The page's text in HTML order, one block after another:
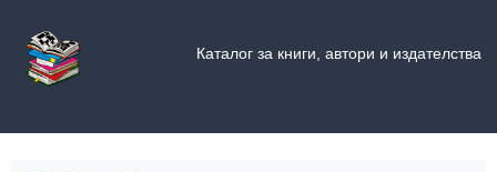
Каталог за книги, автори и издателства